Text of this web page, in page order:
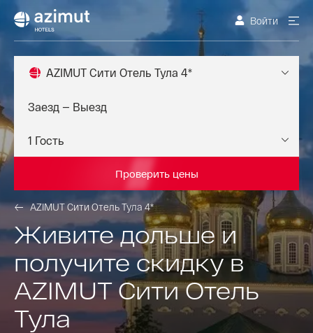
Войти
AZIMUT Сити Отель Тула 4*
Проверить цены
AZIMUT Сити Отель Тула 4*
Живите дольше и
получите скидку в
AZIMUT Сити Отель
Тула